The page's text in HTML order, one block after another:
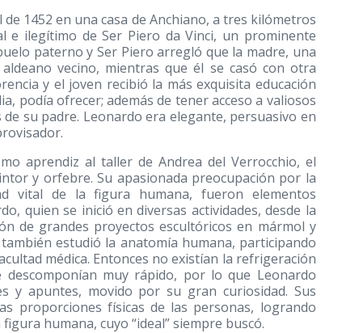
1452 en una casa de Anchiano, a tres kilómetros
e ilegítimo de Ser Piero da Vinci, un prominente
paterno y Ser Piero arregló que la madre, una
vecino, mientras que él se casó con otra
y el joven recibió la más exquisita educación
podía ofrecer; además de tener acceso a valiosos
su padre. Leonardo era elegante, persuasivo en
aprendiz al taller de Andrea del Verrocchio, el
y orfebre. Su apasionada preocupación por la
vital de la figura humana, fueron elementos
quien se inició en diversas actividades, desde la
de grandes proyectos escultóricos en mármol y
estudió la anatomía humana, participando
médica. Entonces no existían la refrigeración
muy rápido, por lo que Leonardo
y apuntes, movido por su gran curiosidad. Sus
proporciones físicas de las personas, logrando
humana, cuyo “ideal” siempre buscó.